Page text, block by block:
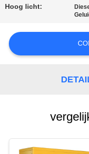
PRIVACY
Hoog licht: